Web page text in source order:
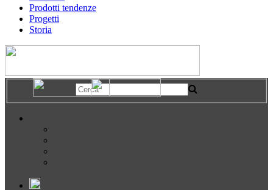
Prodotti tendenze
Progetti
Storia